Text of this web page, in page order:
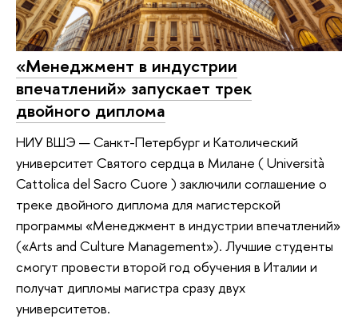
«Менеджмент в индустрии
впечатлений» запускает трек
двойного диплома
НИУ ВШЭ — Санкт-Петербург и Католический
университет Святого сердца в Милане ( Università
Cattolica del Sacro Cuore ) заключили соглашение о
треке двойного диплома для магистерской
программы «Менеджмент в индустрии впечатлений»
(«Arts and Culture Management»). Лучшие студенты
смогут провести второй год обучения в Италии и
получат дипломы магистра сразу двух
университетов.